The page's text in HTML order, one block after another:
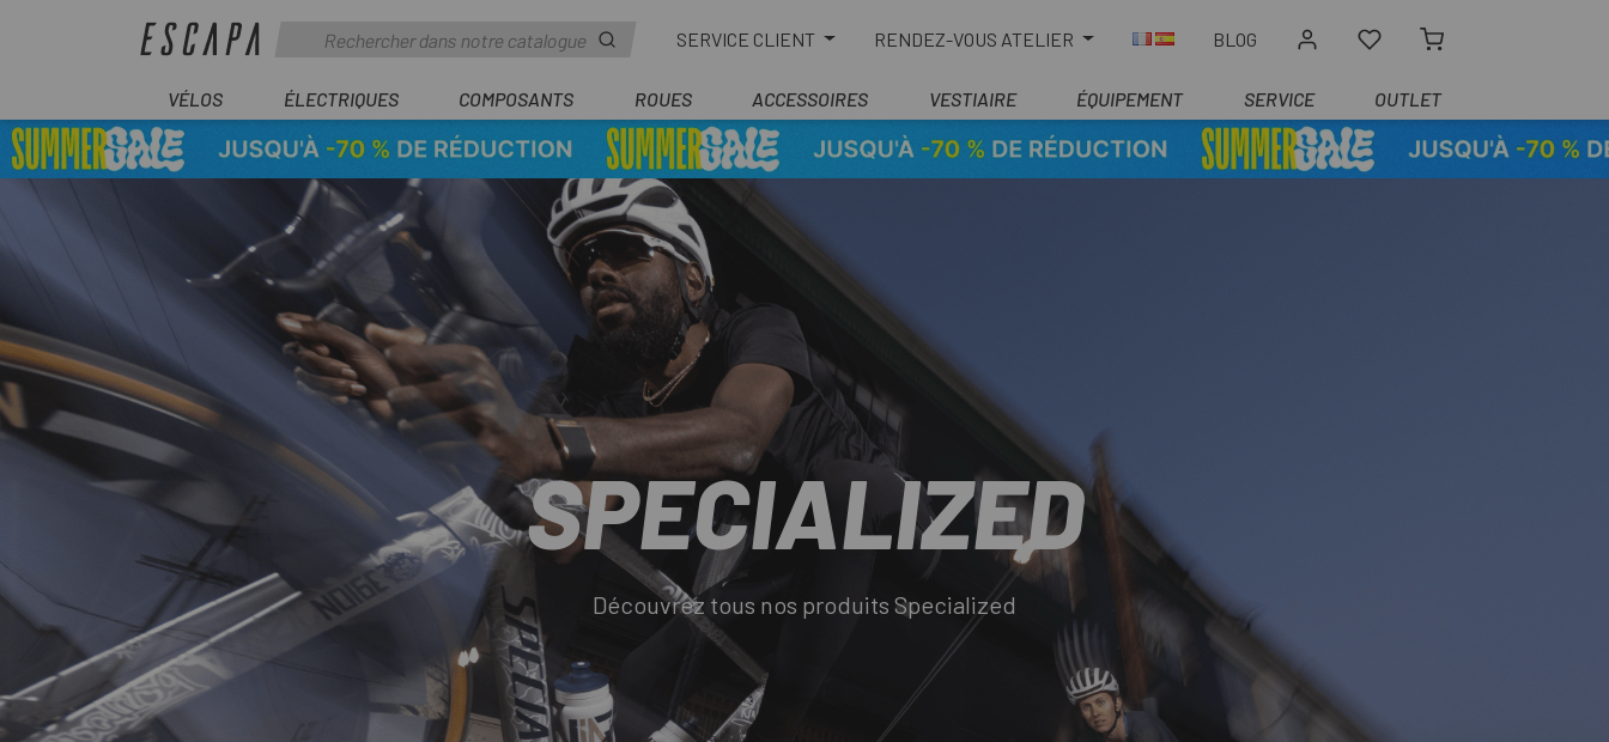
SERVICE CLIENT RENDEZ-VOUS ATELIER BLOG
VÉLOS ÉLECTRIQUES COMPOSANTS ROUES ACCESSOIRES VESTIAIRE ÉQUIPEMENT SERVICE OUTLET
SPECIALIZED
Découvrez tous nos produits Specialized